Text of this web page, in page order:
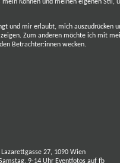
Können und meinen eigenen Stil,
und mir erlaubt, mich auszudrücken
Zum anderen möchte ich mit
Betrachter:innen wecken.
27, 1090 Wien
9-14 Uhr Eventfotos auf fb